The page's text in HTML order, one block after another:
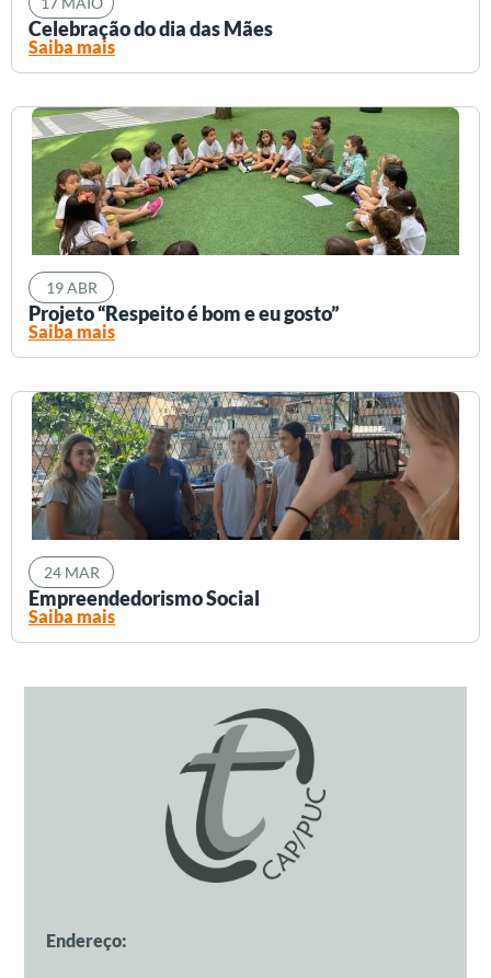
Celebração do dia das Mães
Saiba mais
19 ABR
Projeto “Respeito é bom e eu gosto”
Saiba mais
24 MAR
Empreendedorismo Social
Saiba mais
Endereço: